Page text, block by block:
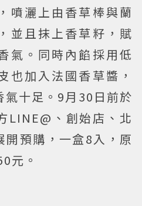
噴灑上由香草棒與蘭
並且抹上香草籽，賦
氣。同時內餡採用低
也加入法國香草醬，
氣十足。9月30日前於
LINE@、創始店、北
開預購，一盒8入，原
元。